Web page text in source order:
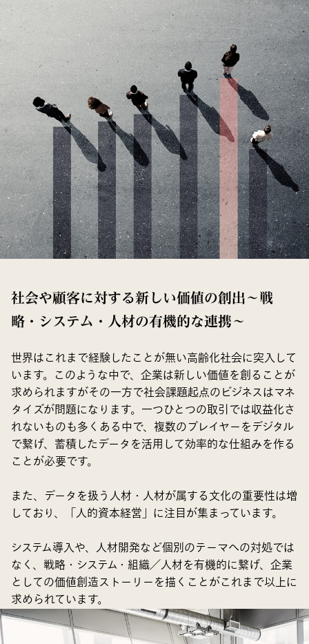
社会や顧客に対する新しい価値の創出～戦
略・システム・人材の有機的な連携～
世界はこれまで経験したことが無い高齢化社会に突入して
います。このような中で、企業は新しい価値を創ることが
求められますがその一方で社会課題起点のビジネスはマネ
タイズが問題になります。一つひとつの取引では収益化さ
れないものも多くある中で、複数のプレイヤーをデジタル
で繋げ、蓄積したデータを活用して効率的な仕組みを作る
ことが必要です。
また、データを扱う人材・人材が属する文化の重要性は増
しており、「人的資本経営」に注目が集まっています。
システム導入や、人材開発など個別のテーマへの対処では
なく、戦略・システム・組織／人材を有機的に繋げ、企業
としての価値創造ストーリーを描くことがこれまで以上に
求められています。